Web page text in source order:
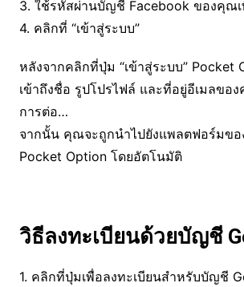
3. ใช้รหัสผ่านบัญชี Facebook ของคุณเ
4. คลิกที่ “เข้าสู่ระบบ”
หลังจากคลิกที่ปุ่ม “เข้าสู่ระบบ” Pocket
เข้าถึงชื่อ รูปโปรไฟล์ และที่อยู่อีเมลขอ
การต่อ…
จากนั้น คุณจะถูกนำไปยังแพลตฟอร์มขอ
Pocket Option โดยอัตโนมัติ
วิธีลงทะเบียนด้วยบัญชี
1. คลิกที่ปุ่มเพื่อลงทะเบียนสำหรับบัญชี